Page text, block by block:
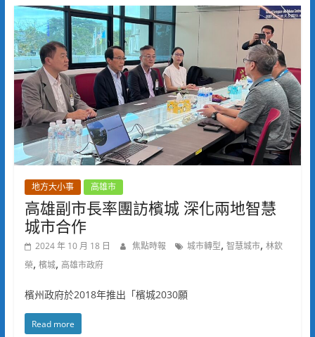
地方大小事 高雄市
高雄副市長率團訪檳城 深化兩地智慧
城市合作
2024 年 10 月 18 日 焦點時報 城市轉型, 智慧城市, 林欽
榮, 檳城, 高雄市政府
檳州政府於2018年推出「檳城2030願
Read more